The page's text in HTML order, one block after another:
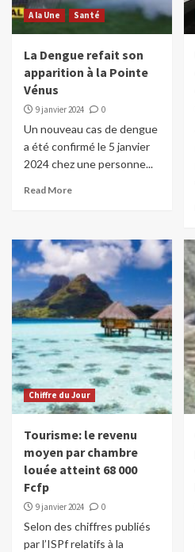
A la Une Santé
La Dengue refait son
apparition à la Pointe
Vénus
9 janvier 2024 0
Un nouveau cas de dengue
a été confirmé le 5 janvier
2024 chez une personne...
Read More
Chiffre du Jour
Tourisme: le revenu
moyen par chambre
louée atteint 68 000
Fcfp
9 janvier 2024 0
Selon des chiffres publiés
par l’ISPf relatifs à la